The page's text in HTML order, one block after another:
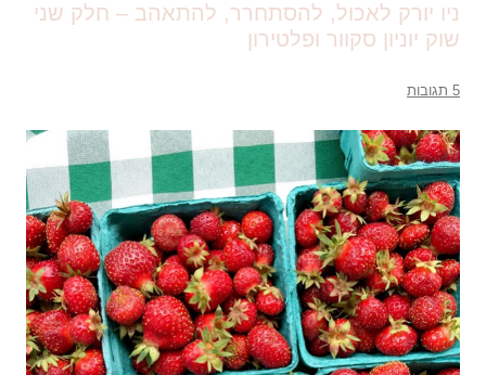
ניו יורק לאכול, להסתחרר, להתאהב – חלק שני
שוק יוניון סקוור ופלטירון
5 תגובות